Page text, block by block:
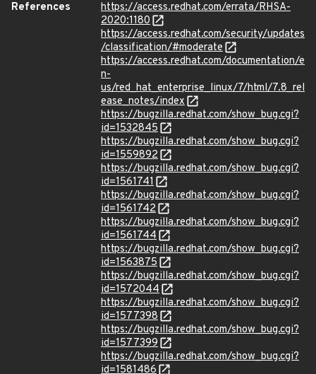
References
https://access.redhat.com/errata/RHSA-
2020:1180
https://access.redhat.com/security/updates
/classification/#moderate
https://access.redhat.com/documentation/e
n-
us/red_hat_enterprise_linux/7/html/7.8_rel
ease_notes/index
https://bugzilla.redhat.com/show_bug.cgi?
id=1532845
https://bugzilla.redhat.com/show_bug.cgi?
id=1559892
https://bugzilla.redhat.com/show_bug.cgi?
id=1561741
https://bugzilla.redhat.com/show_bug.cgi?
id=1561742
https://bugzilla.redhat.com/show_bug.cgi?
id=1561744
https://bugzilla.redhat.com/show_bug.cgi?
id=1563875
https://bugzilla.redhat.com/show_bug.cgi?
id=1572044
https://bugzilla.redhat.com/show_bug.cgi?
id=1577398
https://bugzilla.redhat.com/show_bug.cgi?
id=1577399
https://bugzilla.redhat.com/show_bug.cgi?
id=1581486